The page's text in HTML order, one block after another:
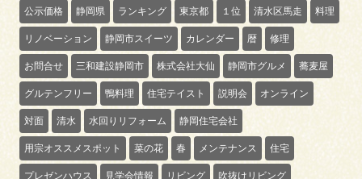
公示価格 静岡県 ランキング 東京都 １位 清水区馬走 料理
リノベーション 静岡市スイーツ カレンダー 暦 修理
お問合せ 三和建設静岡市 株式会社大仙 静岡市グルメ 蕎麦屋
グルテンフリー 鴨料理 住宅テイスト 説明会 オンライン
対面 清水 水回りリフォーム 静岡住宅会社
用宗オススメスポット 菜の花 春 メンテナンス 住宅
プレゼンハウス 見学会情報 リビング 吹抜けリビング